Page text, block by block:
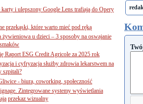
i ulepszony Google Lens trafiają do Opery
przekąski, które warto mieć pod ręką
żywieniowa u dzieci – 3 sposoby na oswajanie
Raport ESG Credit Agricole za 2025 rok
i cyfryzacja służby zdrowia lekarstwem na
szpitali?
- biura, coworking, społeczność
Zintegrowane systemy wyświetlania
przekaz wizualny